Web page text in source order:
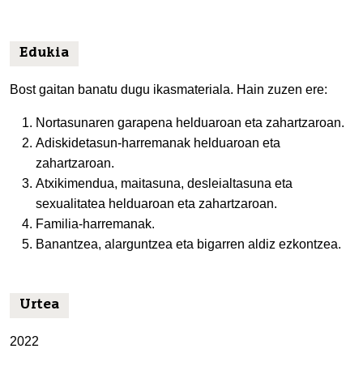
Edukia
Bost gaitan banatu dugu ikasmateriala. Hain zuzen ere:
Nortasunaren garapena helduaroan eta zahartzaroan.
Adiskidetasun-harremanak helduaroan eta
zahartzaroan.
Atxikimendua, maitasuna, desleialtasuna eta
sexualitatea helduaroan eta zahartzaroan.
Familia-harremanak.
Banantzea, alarguntzea eta bigarren aldiz ezkontzea.
Urtea
2022